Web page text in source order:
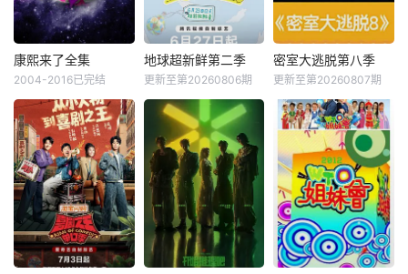
康熙来了全集
2004-2016已完结
地球超新鲜第二季
更新至第20260806期
密室大逃脱第八季
更新至第20260807期